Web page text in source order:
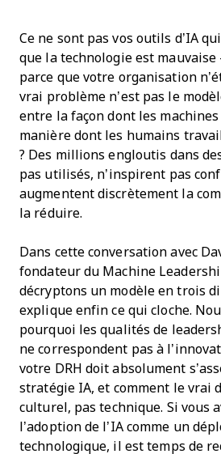
Ce ne sont pas vos outils d’IA
que la technologie est
parce que votre organisation
vrai problème n’est pas le
entre la façon dont les
manière dont les humains
? Des millions engloutis dans
pas utilisés, n’inspirent pas
augmentent discrètement la
la réduire.
Dans cette conversation avec
fondateur du Machine
décryptons un modèle en trois
explique enfin ce qui cloche.
pourquoi les qualités de
ne correspondent pas à
votre DRH doit absolument
stratégie IA, et comment le vrai
culturel, pas technique. Si vous
l’adoption de l’IA comme un
technologique, il est temps de